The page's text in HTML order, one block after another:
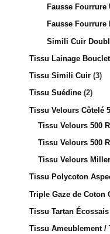
Fausse Fourrure
Fausse Fourrure
Simili Cuir
Tissu Lainage
Tissu Simili Cuir 3
Tissu Suédine 2
Tissu Velours Côtelé
Tissu Velours 500
Tissu Velours 500
Tissu Velours
Tissu Polycoton
Triple Gaze de Coton
Tissu Tartan
Tissu Ameublement /